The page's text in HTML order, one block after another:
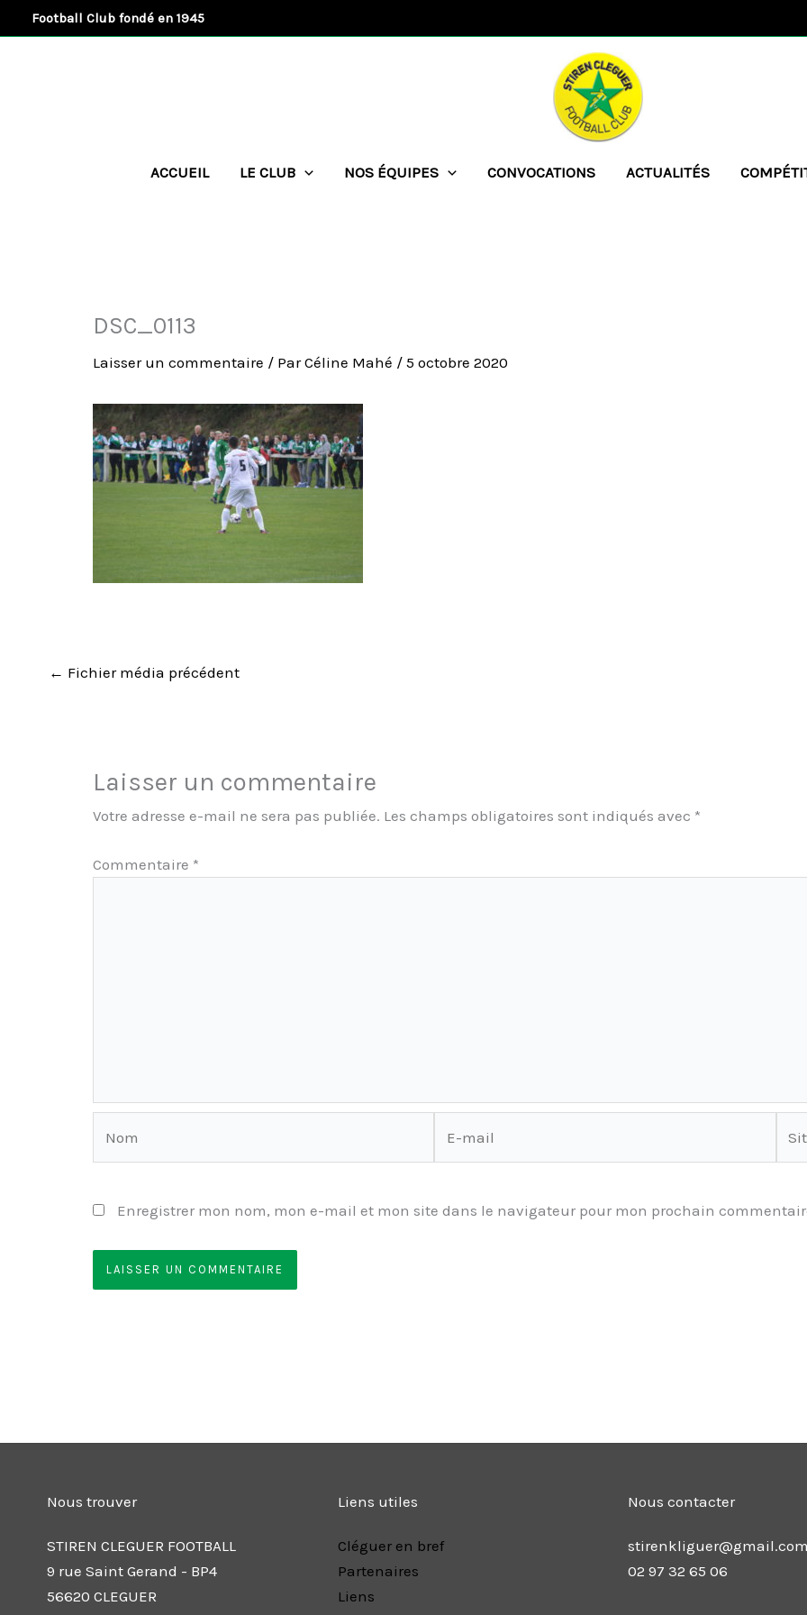
au
Football Club fondé en 1945
ACCUEIL LE CLUB NOS ÉQUIPES CONVOCATIONS ACTUALITÉS
DSC_0113
Laisser un commentaire / ParCéline Mahé / 5 octobre 2020
← Fichier média précédent
Laisser un commentaire
Votre adresse e-mail ne sera pas publiée. Les champs obligatoires sont indiqués avec *
Commentaire *
Enregistrer mon nom, mon e-mail et mon site dans le navigateur pour mon prochain
Nous trouver
STIREN CLEGUER FOOTBALL
9 rue Saint Gerand - BP4
56620 CLEGUER
Liens utiles
Cléguer en bref
Partenaires
Liens
Nous contacter
02 97 32 65 06